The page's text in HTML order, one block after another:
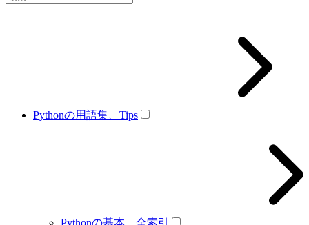
Pythonの用語集、Tips
Pythonの基本、全索引